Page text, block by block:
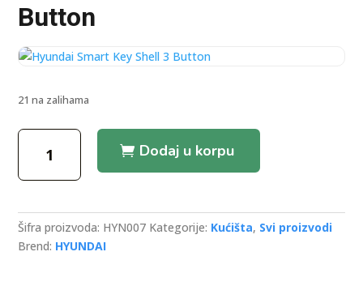
Button
21 na zalihama
Hyundai
Smart
Key
3
Button
količina
Dodaj u korpu
Šifra proizvoda: HYN007 Kategorije: Kućišta, Svi proizvodi
Brend: HYUNDAI